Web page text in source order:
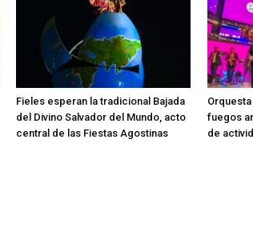
Fieles esperan la tradicional Bajada
del Divino Salvador del Mundo, acto
central de las Fiestas Agostinas
fuegos
de